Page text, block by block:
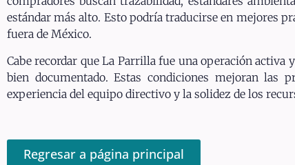
estándar más alto. Esto podría traducirse en mejores
fuera de México.
Cabe recordar que La Parrilla fue una operación
bien documentado. Estas condiciones mejoran las
experiencia del equipo directivo y la solidez de los
Regresar a página principal